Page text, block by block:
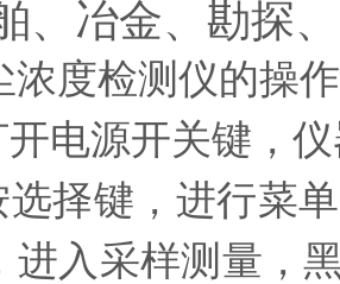
、冶金、勘探
度检测仪的操作
源开关键，仪
键，进行菜单
进入采样测量，